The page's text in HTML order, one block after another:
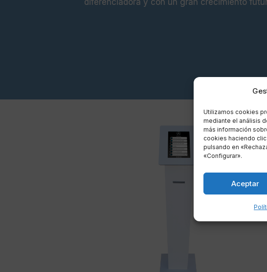
Utilizamos cookies
mediante el análisis
más información
cookies haciendo
pulsando en
«Configurar».
Aceptar